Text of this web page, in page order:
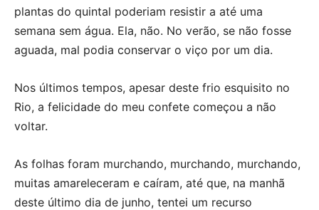
plantas do quintal poderiam resistir a até uma
semana sem água. Ela, não. No verão, se não fosse
aguada, mal podia conservar o viço por um dia.
Nos últimos tempos, apesar deste frio esquisito no
Rio, a felicidade do meu confete começou a não
voltar.
As folhas foram murchando, murchando, murchando,
muitas amareleceram e caíram, até que, na manhã
deste último dia de junho, tentei um recurso